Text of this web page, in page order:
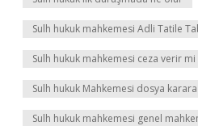
Sulh hukuk mahkemesi Adli Tatile
Sulh hukuk mahkemesi ceza verir mi
Sulh hukuk Mahkemesi dosya karara
Sulh hukuk mahkemesi genel